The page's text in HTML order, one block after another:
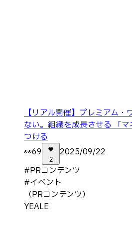
【リアル開催】プレミアム・
ない。組織を成長させる 「
つける
👀69
2
2025/09/22
#PRコンテンツ
#イベント
（PRコンテンツ）
YEALE